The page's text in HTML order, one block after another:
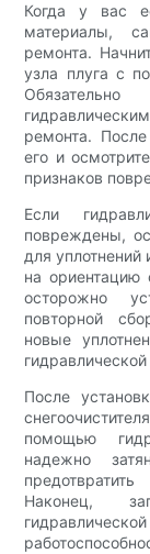
Когда у вас
материалы,
ремонта.
узла плуга с
ремонта.
его и
признаков
Если
повреждены,
для уплотнений
на ориентацию
осторожно
повторной
новые
После
помощью
надежно
Наконец,